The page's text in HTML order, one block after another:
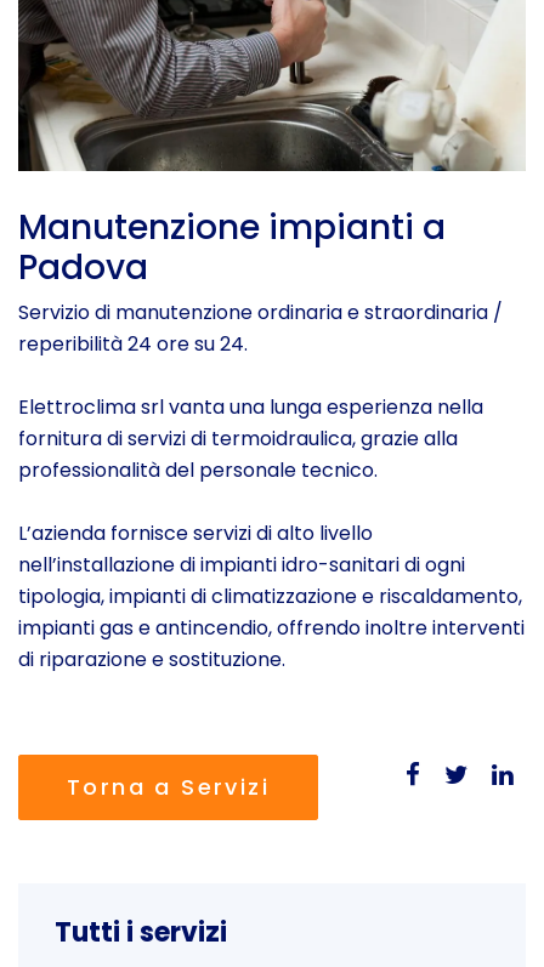
Manutenzione impianti a
Padova
Servizio di manutenzione ordinaria e straordinaria /
reperibilità 24 ore su 24.
Elettroclima srl vanta una lunga esperienza nella
fornitura di servizi di termoidraulica, grazie alla
professionalità del personale tecnico.
L’azienda fornisce servizi di alto livello
nell’installazione di impianti idro-sanitari di ogni
tipologia, impianti di climatizzazione e riscaldamento,
impianti gas e antincendio, offrendo inoltre interventi
di riparazione e sostituzione.
Torna a Servizi
Tutti i servizi